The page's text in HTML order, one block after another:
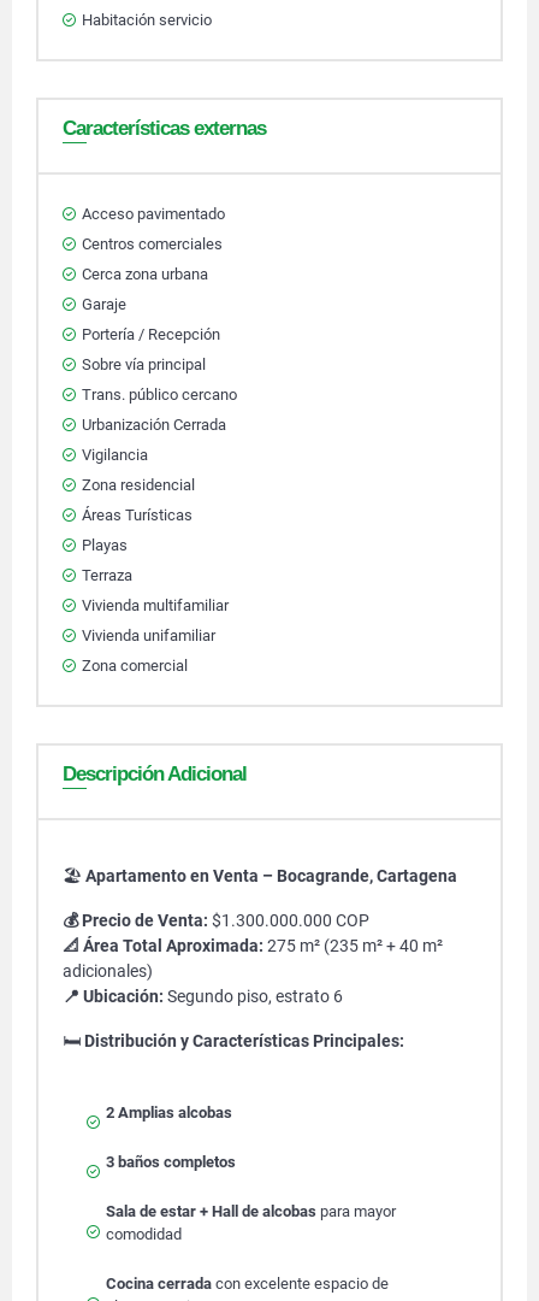
Habitación servicio
Características externas
Acceso pavimentado
Centros comerciales
Cerca zona urbana
Garaje
Portería / Recepción
Sobre vía principal
Trans. público cercano
Urbanización Cerrada
Vigilancia
Zona residencial
Áreas Turísticas
Playas
Terraza
Vivienda multifamiliar
Vivienda unifamiliar
Zona comercial
Descripción Adicional
🏖️ Apartamento en Venta – Bocagrande, Cartagena
💰 Precio de Venta: $1.300.000.000 COP
📐 Área Total Aproximada: 275 m² (235 m² + 40 m²
adicionales)
📍 Ubicación: Segundo piso, estrato 6
🛏️ Distribución y Características Principales:
2 Amplias alcobas
3 baños completos
Sala de estar + Hall de alcobas para mayor
comodidad
Cocina cerrada con excelente espacio de